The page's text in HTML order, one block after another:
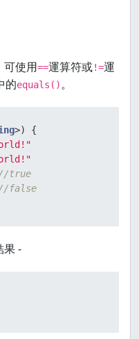
可使用==運算符或!=運
的equals()。
>)
{
//true
//false
果 -